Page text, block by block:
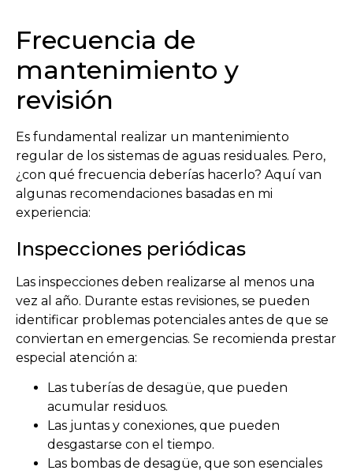
Frecuencia de
mantenimiento y
revisión
Es fundamental realizar un mantenimiento
regular de los sistemas de aguas residuales. Pero,
¿con qué frecuencia deberías hacerlo? Aquí van
algunas recomendaciones basadas en mi
experiencia:
Inspecciones periódicas
Las inspecciones deben realizarse al menos una
vez al año. Durante estas revisiones, se pueden
identificar problemas potenciales antes de que se
conviertan en emergencias. Se recomienda prestar
especial atención a:
Las tuberías de desagüe, que pueden
acumular residuos.
Las juntas y conexiones, que pueden
desgastarse con el tiempo.
Las bombas de desagüe, que son esenciales